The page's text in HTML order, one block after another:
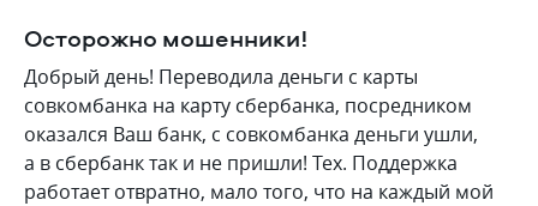
Осторожно мошенники!
Добрый день! Переводила деньги с карты
совкомбанка на карту сбербанка, посредником
оказался Ваш банк, с совкомбанка деньги ушли,
а в сбербанк так и не пришли! Тех. Поддержка
работает отвратно, мало того, что на каждый мой